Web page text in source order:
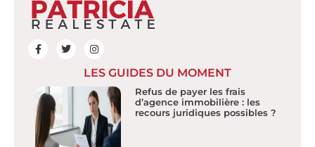
LES GUIDES DU MOMENT
Refus de payer les frais
d’agence immobilière : les
recours juridiques possibles ?